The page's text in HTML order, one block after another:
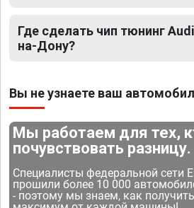
Где сделать чип тюнинг
на-Дону?
Вы не узнаете ваш
Мы работаем для тех,
почувствовать разницу.
Специалисты федеральной сети
прошили более 10 000
- поэтому мы знаем, как